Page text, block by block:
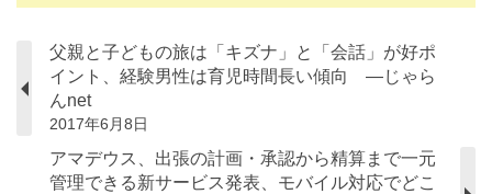
父親と子どもの旅は「キズナ」と「会話」が好ポ
イント、経験男性は育児時間長い傾向 ―じゃら
んnet
2017年6月8日
アマデウス、出張の計画・承認から精算まで一元
管理できる新サービス発表、モバイル対応でどこ